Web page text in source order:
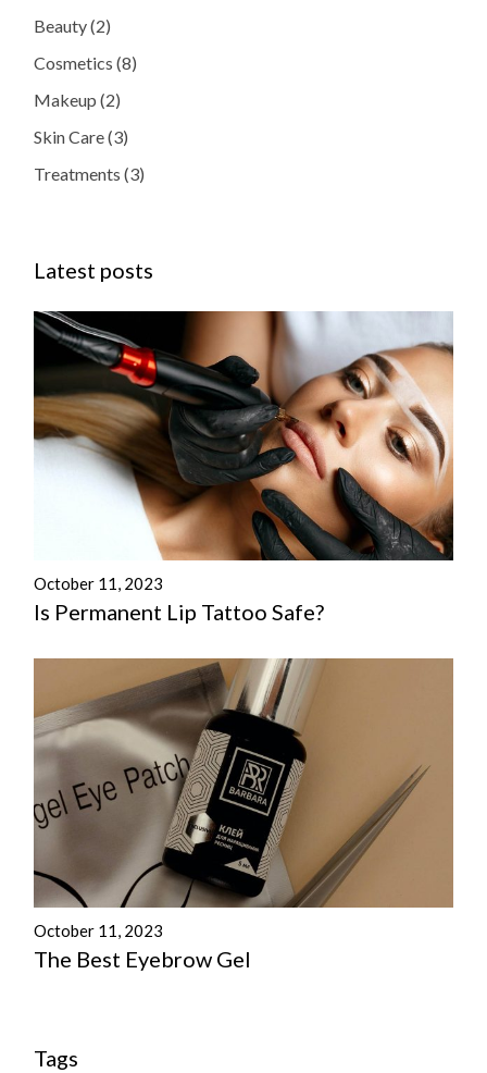
Beauty(2)
Cosmetics (8)
Makeup (2)
Skin Care(3)
Treatments (3)
Latest posts
October 11, 2023
Is Permanent Lip Tattoo Safe?
October 11, 2023
The Best Eyebrow Gel
Tags